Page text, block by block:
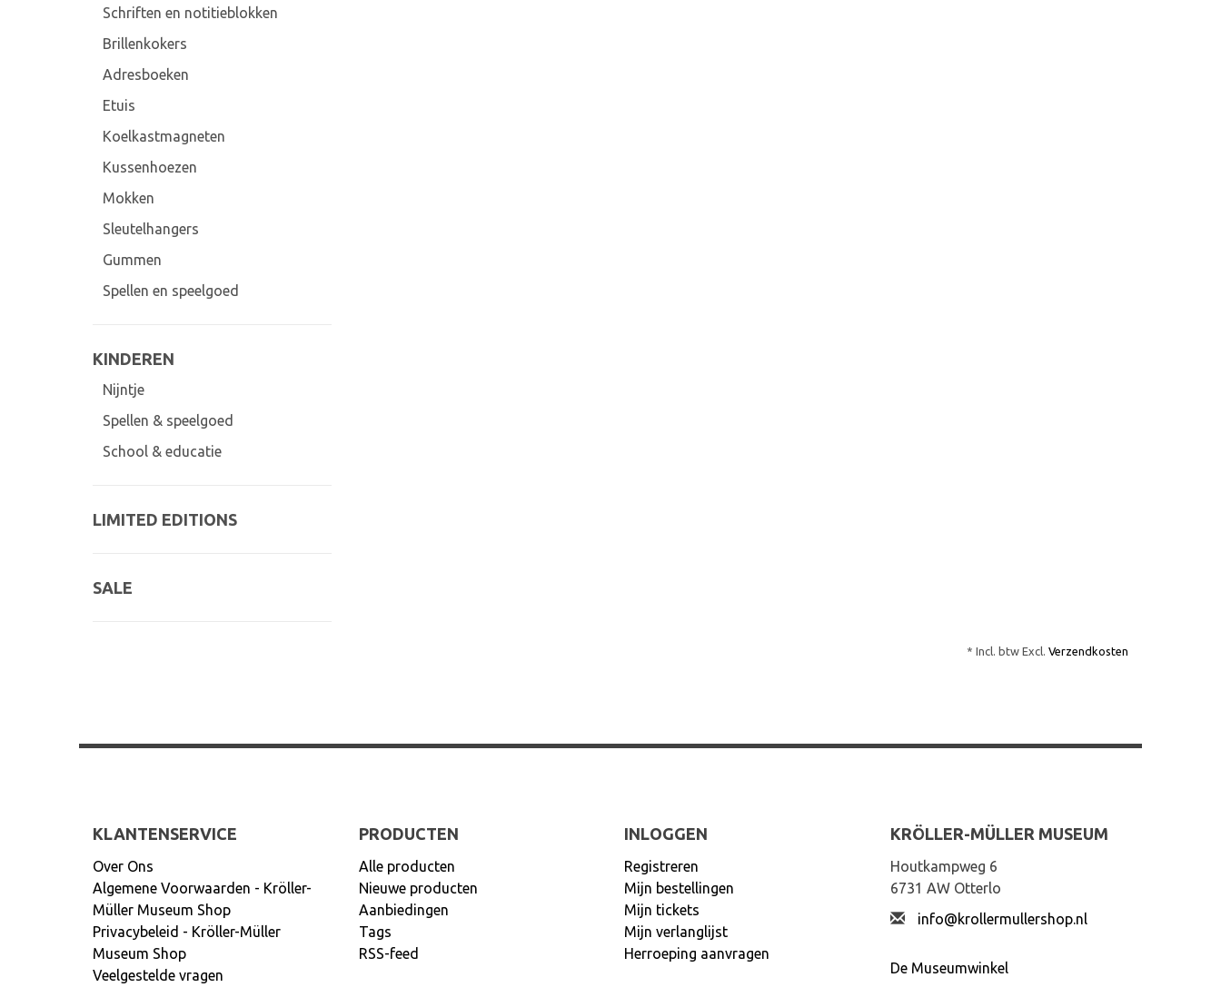
Schriften en notitieblokken
Brillenkokers
Adresboeken
Etuis
Koelkastmagneten
Kussenhoezen
Mokken
Sleutelhangers
Gummen
Spellen en speelgoed
KINDEREN
Nijntje
Spellen & speelgoed
School & educatie
LIMITED EDITIONS
SALE
* Incl. btw Excl. Verzendkosten
KLANTENSERVICE
Over Ons
Algemene Voorwaarden - Kröller-
Müller Museum Shop
Privacybeleid - Kröller-Müller
Museum Shop
Veelgestelde vragen
PRODUCTEN
Alle producten
Nieuwe producten
Aanbiedingen
Tags
RSS-feed
INLOGGEN
Registreren
Mijn bestellingen
Mijn tickets
Mijn verlanglijst
Herroeping aanvragen
KRÖLLER-MÜLLER MUSEUM
Houtkampweg 6
6731 AW Otterlo
info@krollermullershop.nl
De Museumwinkel